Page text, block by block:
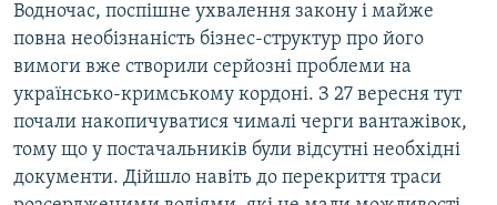
Водночас, поспішне ухвалення закону і майже
повна необізнаність бізнес-структур про його
вимоги вже створили серйозні проблеми на
українсько-кримському кордоні. З 27 вересня тут
почали накопичуватися чималі черги вантажівок,
тому що у постачальників були відсутні необхідні
документи. Дійшло навіть до перекриття траси